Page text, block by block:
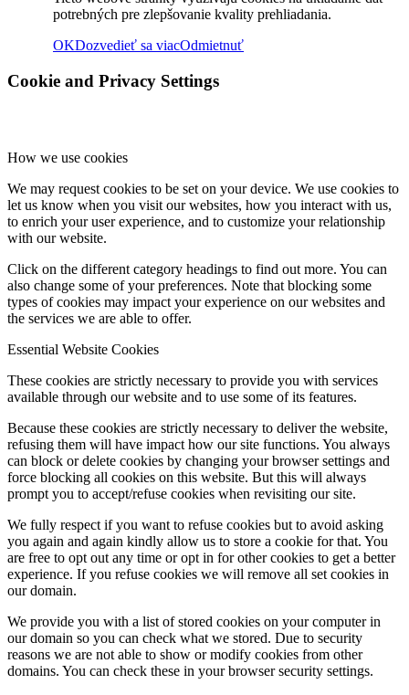
Rok 2018
Naše priestory
KONTAKT
potrebných pre zlepšovanie kvality prehliadania.
OKDozvedieť sa viacOdmietnuť
Cookie and Privacy Settings
How we use cookies
We may request cookies to be set on your device. We use cookies to
let us know when you visit our websites, how you interact with us,
to enrich your user experience, and to customize your relationship
with our website.
Click on the different category headings to find out more. You can
also change some of your preferences. Note that blocking some
types of cookies may impact your experience on our websites and
the services we are able to offer.
Essential Website Cookies
These cookies are strictly necessary to provide you with services
available through our website and to use some of its features.
Because these cookies are strictly necessary to deliver the website,
refusing them will have impact how our site functions. You always
can block or delete cookies by changing your browser settings and
force blocking all cookies on this website. But this will always
prompt you to accept/refuse cookies when revisiting our site.
We fully respect if you want to refuse cookies but to avoid asking
you again and again kindly allow us to store a cookie for that. You
are free to opt out any time or opt in for other cookies to get a better
experience. If you refuse cookies we will remove all set cookies in
our domain.
We provide you with a list of stored cookies on your computer in
our domain so you can check what we stored. Due to security
reasons we are not able to show or modify cookies from other
domains. You can check these in your browser security settings.